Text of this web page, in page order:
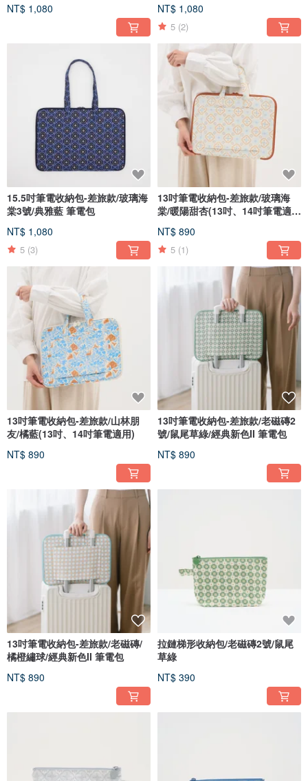
NT$ 1,080
NT$ 1,080
5 (2)
15.5吋筆電收納包-差旅款/玻璃海
棠3號/典雅藍 筆電包
NT$ 1,080
5 (3)
13吋筆電收納包-差旅款/玻璃海
棠/暖陽甜杏(13吋、14吋筆電適
NT$ 890
5 (1)
13吋筆電收納包-差旅款/山林朋
友/橘藍(13吋、14吋筆電適用)
NT$ 890
13吋筆電收納包-差旅款/老磁磚2
號/鼠尾草綠/經典新色II 筆電包
NT$ 890
13吋筆電收納包-差旅款/老磁磚/
橘橙繡球/經典新色II 筆電包
NT$ 890
拉鏈梯形收納包/老磁磚2號/鼠尾
草綠
NT$ 390